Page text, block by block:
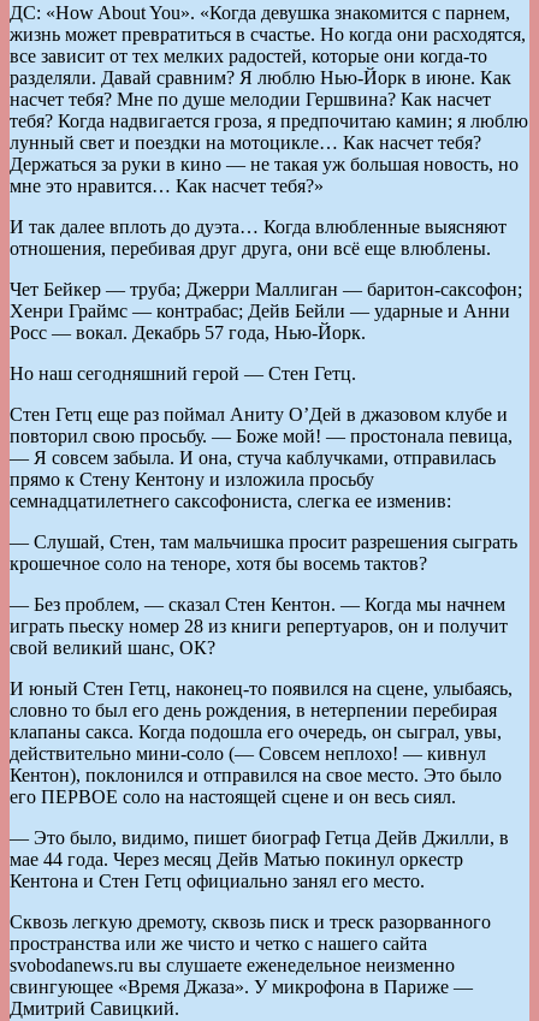
ДС: «How About You». «Когда девушка знакомится с парнем,
жизнь может превратиться в счастье. Но когда они расходятся,
все зависит от тех мелких радостей, которые они когда-то
разделяли. Давай сравним? Я люблю Нью-Йорк в июне. Как
насчет тебя? Мне по душе мелодии Гершвина? Как насчет
тебя? Когда надвигается гроза, я предпочитаю камин; я люблю
лунный свет и поездки на мотоцикле… Как насчет тебя?
Держаться за руки в кино — не такая уж большая новость, но
мне это нравится… Как насчет тебя?»
И так далее вплоть до дуэта… Когда влюбленные выясняют
отношения, перебивая друг друга, они всё еще влюблены.
Чет Бейкер — труба; Джерри Маллиган — баритон-саксофон;
Хенри Граймс — контрабас; Дейв Бейли — ударные и Анни
Росс — вокал. Декабрь 57 года, Нью-Йорк.
Но наш сегодняшний герой — Стен Гетц.
Стен Гетц еще раз поймал Аниту О’Дей в джазовом клубе и
повторил свою просьбу. — Боже мой! — простонала певица,
— Я совсем забыла. И она, стуча каблучками, отправилась
прямо к Стену Кентону и изложила просьбу
семнадцатилетнего саксофониста, слегка ее изменив:
— Слушай, Стен, там мальчишка просит разрешения сыграть
крошечное соло на теноре, хотя бы восемь тактов?
— Без проблем, — сказал Стен Кентон. — Когда мы начнем
играть пьеску номер 28 из книги репертуаров, он и получит
свой великий шанс, ОК?
И юный Стен Гетц, наконец-то появился на сцене, улыбаясь,
словно то был его день рождения, в нетерпении перебирая
клапаны сакса. Когда подошла его очередь, он сыграл, увы,
действительно мини-соло (— Совсем неплохо! — кивнул
Кентон), поклонился и отправился на свое место. Это было
его ПЕРВОЕ соло на настоящей сцене и он весь сиял.
— Это было, видимо, пишет биограф Гетца Дейв Джилли, в
мае 44 года. Через месяц Дейв Матью покинул оркестр
Кентона и Стен Гетц официально занял его место.
Сквозь легкую дремоту, сквозь писк и треск разорванного
пространства или же чисто и четко с нашего сайта
svobodanews.ru вы слушаете еженедельное неизменно
свингующее «Время Джаза». У микрофона в Париже —
Дмитрий Савицкий.